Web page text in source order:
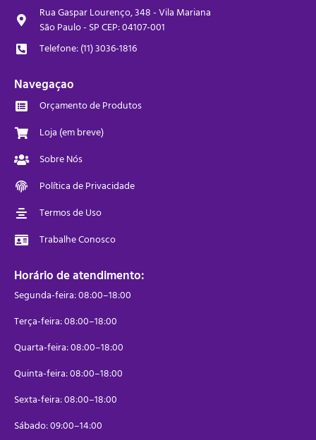
Rua Gaspar Lourenço, 348 - Vila Mariana
São Paulo - SP CEP: 04107-001
Telefone: (11) 3036-1816
Navegaçao
Orçamento de Produtos
Loja (em breve)
Sobre Nós
Política de Privacidade
Termos de Uso
Trabalhe Conosco
Horário de atendimento:
Segunda-feira: 08:00–18:00
Terça-feira: 08:00–18:00
Quarta-feira: 08:00–18:00
Quinta-feira: 08:00–18:00
Sexta-feira: 08:00–18:00
Sábado: 09:00–14:00